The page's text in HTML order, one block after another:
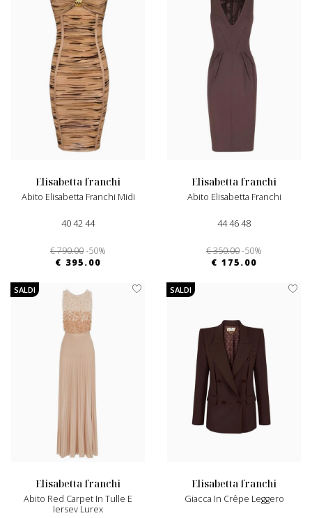
elisabetta franchi
Abito Elisabetta Franchi Midi
40 42 44
€ 790.00-50%
€ 395.00
elisabetta franchi
Abito Elisabetta Franchi
44 46 48
€ 350.00-50%
€ 175.00
SALDI
elisabetta franchi
Abito Red Carpet In Tulle E
Jersey Lurex
SALDI
elisabetta franchi
Giacca In Crêpe Leggero